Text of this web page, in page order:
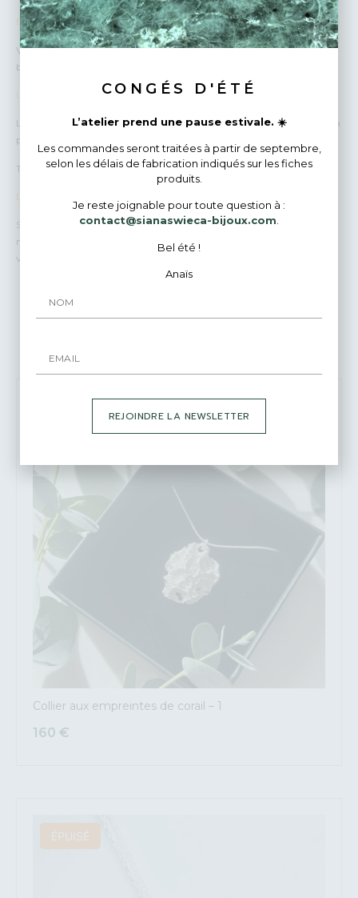
Emballage
Vos bijoux sont emballés avec beaucoup d’amour et de soin dans des
boîtes cadeaux. Je peux écrire un petit mot personnalisé pour vous.
Livraisons
La livraison est comprise dans le prix du bijou pour un envoi suivi par la
poste.
Tous les paiements sont 100% sécurisés.
Des questions ?
Si vous avez une question avant de passer votre commande, envoyez-
moi un courrier rapide ! Je répondrai avec plaisir et très rapidement à
vos demandes.
Collier aux empreintes de corail – 1
160 €
ÉPUISÉ
CONGÉS D'ÉTÉ
L’atelier prend une pause estivale. ☀️
Les commandes seront traitées à partir de septembre,
selon les délais de fabrication indiqués sur les fiches
produits.
Je reste joignable pour toute question à :
contact@sianaswieca-bijoux.com.
Bel été !
Anaïs
REJOINDRE LA NEWSLETTER